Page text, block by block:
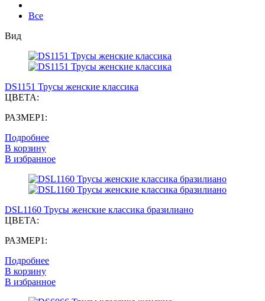
Все
Вид
DS1151 Трусы женские классика
ЦВЕТА:
РАЗМЕР1:
Подробнее
В корзину
В избранное
DSL1160 Трусы женские классика бразилиано
ЦВЕТА:
РАЗМЕР1:
Подробнее
В корзину
В избранное